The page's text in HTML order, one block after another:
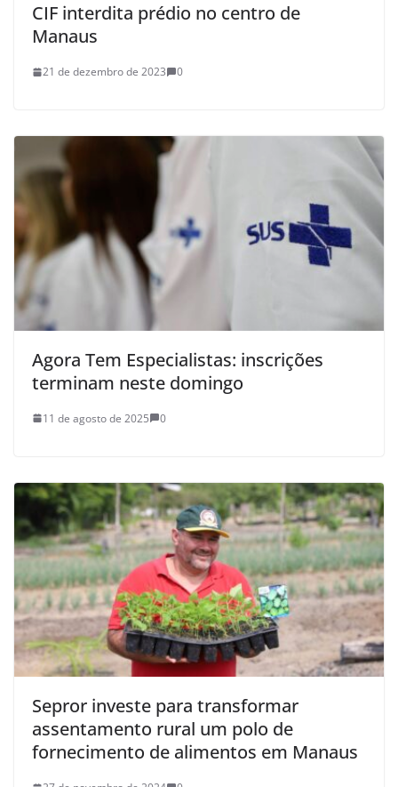
CIF interdita prédio no centro de
Manaus
21 de dezembro de 2023 0
Agora Tem Especialistas: inscrições
terminam neste domingo
11 de agosto de 2025 0
Sepror investe para transformar
assentamento rural um polo de
fornecimento de alimentos em Manaus